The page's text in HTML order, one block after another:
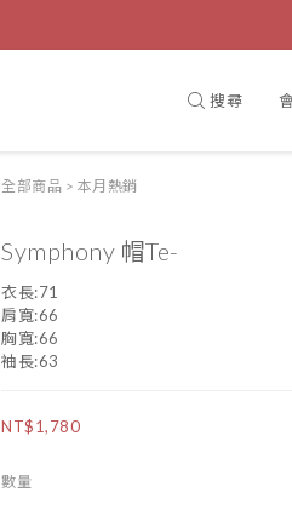
搜尋
全部商品 > 本月熱銷
Symphony 帽Te-
衣長:71
肩寬:66
胸寬:66
袖長:63
NT$1,780
數量